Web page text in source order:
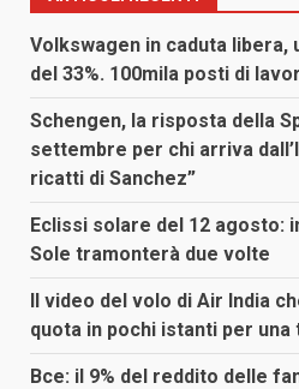
Volkswagen in caduta
del 33%. 100mila posti di
Schengen, la risposta della
settembre per chi arriva
ricatti di Sanchez”
Eclissi solare del 12 agosto:
Sole tramonterà due volte
Il video del volo di Air India
quota in pochi istanti per
Bce: il 9% del reddito delle